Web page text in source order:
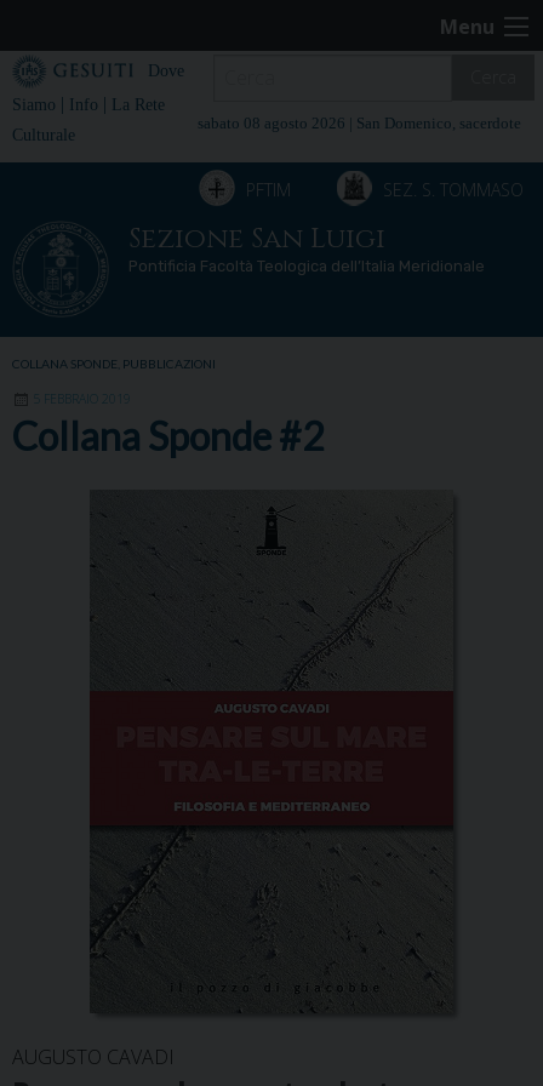
content
Menu
sabato 08 agosto 2026 | San Domenico, sacerdote
Dove
Siamo | Info |
La Rete
Culturale
SEZ. S. TOMMASO
PFTIM
Sezione San Luigi
Pontificia Facoltà Teologica dell’Italia Meridionale
COLLANA SPONDE PUBBLICAZIONI
5 FEBBRAIO 2019
Collana Sponde #2
AUGUSTO CAVADI